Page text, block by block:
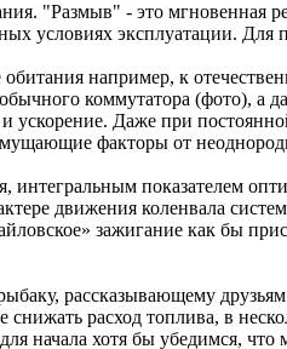
"Размыв" - это
условиях эксплуатации.
например, к
коммутатора (фото), а
и ускорение. Даже при
факторы от
интегральным показателем
движения коленвала
зажигание как бы
рыбаку, рассказывающему
расход топлива, в
начала хотя бы убедимся,